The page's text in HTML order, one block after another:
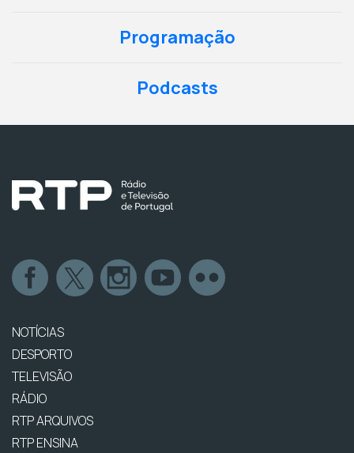
Programação
Podcasts
NOTÍCIAS
DESPORTO
TELEVISÃO
RÁDIO
RTP ARQUIVOS
RTP ENSINA